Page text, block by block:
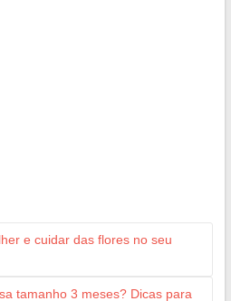
e cuidar das flores no seu
tamanho 3 meses? Dicas para